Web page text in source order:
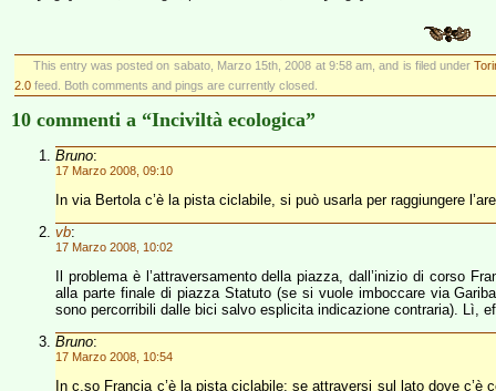
This entry was posted on sabato, Marzo 15th, 2008 at 9:58 am, and is filed under
2.0 feed. Both comments and pings are currently closed.
10 commenti a “Inciviltà ecologica”
Bruno:
17 Marzo 2008, 09:10
In via Bertola c’è la pista ciclabile, si può usarla per raggiungere
vb:
17 Marzo 2008, 10:02
Il problema è l’attraversamento della piazza, dall’inizio di corso
alla parte finale di piazza Statuto (se si vuole imboccare via
sono percorribili dalle bici salvo esplicita indicazione contraria). Lì,
Bruno:
17 Marzo 2008, 10:54
In c.so Francia c’è la pista ciclabile; se attraversi sul lato dove